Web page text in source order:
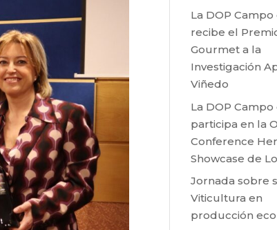
La DOP
recibe el
Gourmet a la
Investigación
Viñedo
La DOP
participa en la
Conference
Showcase de
Jornada sobre
Viticultura en
producción